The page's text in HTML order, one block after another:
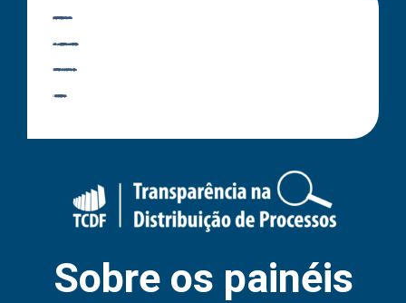
Para ampliar a transparência das informações sobre a distribuição de processos no Tribunal de Contas do Distrito Federal, a Presidência da Corte apresenta este hotsite, que reúne informações a respeito de como são divididos entre os Conselheiros os processos em trâmite na Corte de Contas.
Nesta ferramenta de acompanhamento e controle, você tem acesso a três painéis em que é possível, de maneira fácil e intuitiva, pesquisar dados não apenas sobre os sorteios de novos processos autuados, mas também sobre a distribuição de todos os processos ativos no Tribunal que tenham relator designado.
Os painéis foram elaborados pela Secretaria de Tecnologia da Informação e oferecem informações visualmente organizadas em gráficos, customizáveis e detalhadas em tabelas que podem ser exportadas para outros programas.
Caso você tenha dificuldade para acessar a página ou encontre falhas de navegabilidade, por favor, comunique à STI, para que o sistema de informações seja aprimorado.
Sobre os painéis